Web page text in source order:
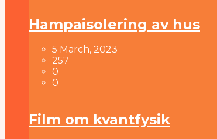
Hampaisolering av hus
5 March, 2023
257
0
0
Film om kvantfysik